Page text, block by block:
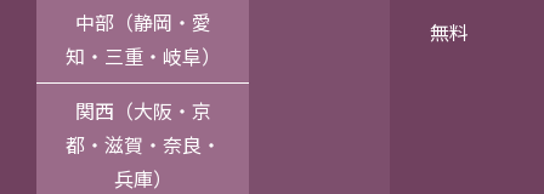
無料
中部（静岡・愛
知・三重・岐阜）
関西（大阪・京
都・滋賀・奈良・
兵庫）